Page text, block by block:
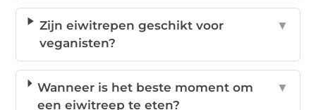
Zijn eiwitrepen geschikt voor
veganisten?
▼
Wanneer is het beste moment om
een eiwitreep te eten?
▼